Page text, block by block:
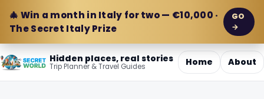
🎄 Win a month in Italy for two — €10,000 ·
The Secret Italy Prize
GO
→
Hidden places, real stories
Trip Planner & Travel Guides Home About